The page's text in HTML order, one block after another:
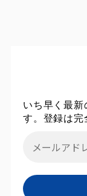
いち早く最新
す。登録は完